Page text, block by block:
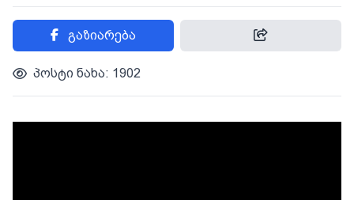
გაზიარება
პოსტი ნახა: 1902